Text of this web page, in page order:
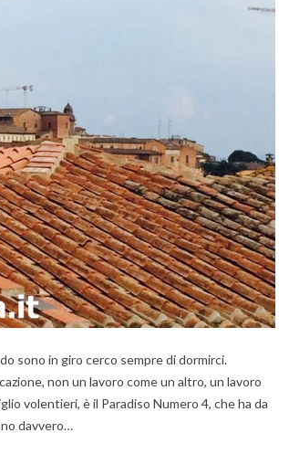
sono in giro cerco sempre di dormirci.
non un lavoro come un altro, un lavoro
volentieri, è il Paradiso Numero 4, che ha da
davvero…